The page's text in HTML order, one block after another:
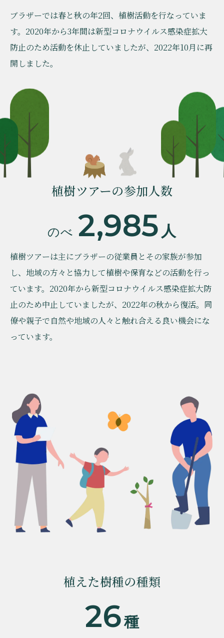
ブラザーでは春と秋の年2回、植樹活動を行なっていま
す。2020年から3年間は新型コロナウイルス感染症拡大
防止のため活動を休止していましたが、2022年10月に再
開しました。
植樹ツアーの参加人数
のべ 2,985 人
植樹ツアーは主にブラザーの従業員とその家族が参加
し、地域の方々と協力して植樹や保育などの活動を行っ
ています。2020年から新型コロナウイルス感染症拡大防
止のため中止していましたが、2022年の秋から復活。同
僚や親子で自然や地域の人々と触れ合える良い機会にな
っています。
植えた樹種の種類
26種